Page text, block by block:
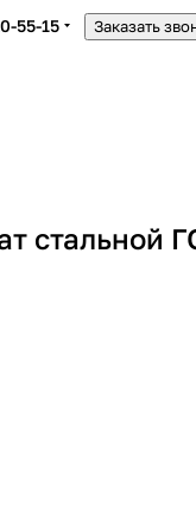
55-15 Заказать
стальной